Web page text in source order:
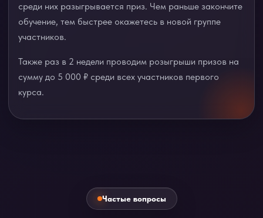
среди них разыгрывается приз. Чем раньше закончите
обучение, тем быстрее окажетесь в новой группе
участников.
Также раз в 2 недели проводим розыгрыши призов на
сумму до 5 000 ₽ среди всех участников первого
курса.
Частые вопросы